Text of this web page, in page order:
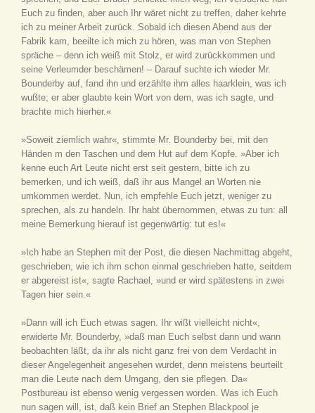
Euch zu finden, aber auch Ihr wäret nicht zu treffen, daher kehrte
ich zu meiner Arbeit zurück. Sobald ich diesen Abend aus der
Fabrik kam, beeilte ich mich zu hören, was man von Stephen
spräche – denn ich weiß mit Stolz, er wird zurückkommen und
seine Verleumder beschämen! – Darauf suchte ich wieder Mr.
Bounderby auf, fand ihn und erzählte ihm alles haarklein, was ich
wußte; er aber glaubte kein Wort von dem, was ich sagte, und
brachte mich hierher.«
»Soweit ziemlich wahr«, stimmte Mr. Bounderby bei, mit den
Händen m den Taschen und dem Hut auf dem Kopfe. »Aber ich
kenne euch Art Leute nicht erst seit gestern, bitte ich zu
bemerken, und ich weiß, daß ihr aus Mangel an Worten nie
umkommen werdet. Nun, ich empfehle Euch jetzt, weniger zu
sprechen, als zu handeln. Ihr habt übernommen, etwas zu tun: all
meine Bemerkung hierauf ist gegenwärtig: tut es!«
»Ich habe an Stephen mit der Post, die diesen Nachmittag abgeht,
geschrieben, wie ich ihm schon einmal geschrieben hatte, seitdem
er abgereist ist«, sagte Rachael, »und er wird spätestens in zwei
Tagen hier sein.«
»Dann will ich Euch etwas sagen. Ihr wißt vielleicht nicht«,
erwiderte Mr. Bounderby, »daß man Euch selbst dann und wann
beobachten läßt, da ihr als nicht ganz frei von dem Verdacht in
dieser Angelegenheit angesehen wurdet, denn meistens beurteilt
man die Leute nach dem Umgang, den sie pflegen. Da«
Postbureau ist ebenso wenig vergessen worden. Was ich Euch
nun sagen will, ist, daß kein Brief an Stephen Blackpool je